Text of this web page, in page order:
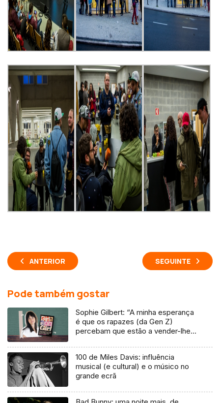
ANTERIOR SEGUINTE
Pode também gostar
Sophie Gilbert: “A minha esperança
é que os rapazes (da Gen Z)
percebam que estão a vender-lhes
100 de Miles Davis: influência
musical (e cultural) e o músico no
grande ecrã